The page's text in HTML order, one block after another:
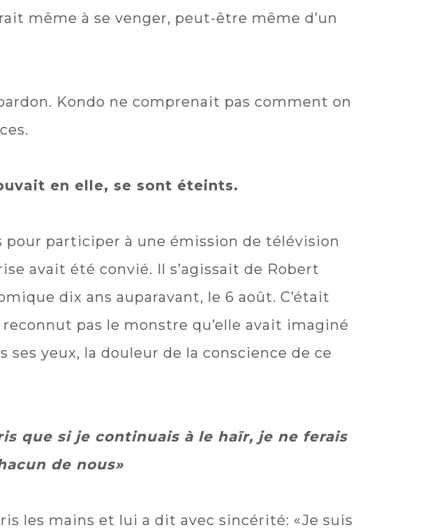
même à se venger, peut-être même d’un
Kondo ne comprenait pas comment on
en elle, se sont éteints.
pour participer à une émission de télévision
avait été convié. Il s’agissait de Robert
dix ans auparavant, le 6 août. C’était
pas le monstre qu’elle avait imaginé
yeux, la douleur de la conscience de ce
que si je continuais à le haïr, je ne ferais
de nous»
les mains et lui a dit avec sincérité: «Je suis